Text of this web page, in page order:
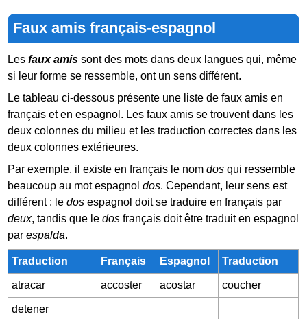
Faux amis français-espagnol
Lesfaux amis sont des mots dans deux langues qui, même
si leur forme se ressemble, ont un sens différent.
Le tableau ci-dessous présente une liste de faux amis en
français et en espagnol. Les faux amis se trouvent dans les
deux colonnes du milieu et les traduction correctes dans les
deux colonnes extérieures.
Par exemple, il existe en français le nomdos qui ressemble
beaucoup au mot espagnoldos. Cependant, leur sens est
différent : ledos espagnol doit se traduire en français par
deux, tandis que ledos français doit être traduit en espagnol
parespalda.
Traduction Français Espagnol Traduction
atracar accoster acostar coucher
detener